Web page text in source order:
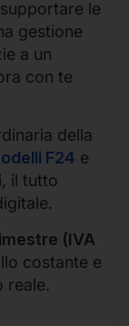
le
gestione
a un
con te
della
F24 e
il tutto
(IVA
costante e
reale.